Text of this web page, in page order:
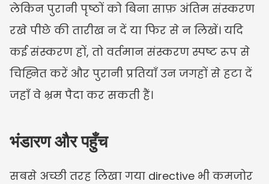
लेकिन पुरानी पृष्ठों को बिना साफ़ अंतिम संस्करण
रखे पीछे की तारीख न दें या फिर से न लिखें। यदि
कई संस्करण हों, तो वर्तमान संस्करण स्पष्ट रूप से
चिह्नित करें और पुरानी प्रतियाँ उन जगहों से हटा दें
जहाँ वे भ्रम पैदा कर सकती हैं।
भंडारण और पहुँच
सबसे अच्छी तरह लिखा गया directive भी कमजोर